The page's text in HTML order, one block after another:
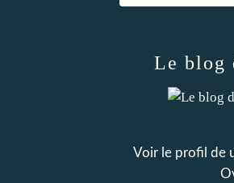
Le blog
Voir le profil de